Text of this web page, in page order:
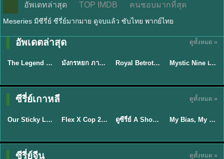
อัพเดทล่าสุด TOP IMDB คนชอบมากที่สุด
Meseries มีซีรี่ย์ ซีรี่ย์มากมาย ดูจบแล้ว ซับไทย พากย์ไทย
อัพเดตล่าสุด ดูทั้งหมด »
★8.5
พากย์ไทย
The Legend of ShenLi ปฐพีไร้พ่าย (2024) พากย์ไทย ซับไทย EP.1-39 ★8 มังกรหยก ภาคมารบูรพาและพิษประจิม Duel on Mount Hua พากย์ไทย ★9 Royal Betrothal (2026) สัญญาวิวาห์แห่งราชวงศ์ พากย์ไทย ซับไทย EP1-32 ★9
พากย์ไทย/ซับ
Mystic Nine เก้าสกุล (2026) พากย์ไทย ซับไทย EP.1-30
ซีรี่ย์เกาหลี ดูทั้งหมด »
★6
ซับไทย
Our Sticky Love รักติดหนึบ (2026) พากย์ไทย ซับไทย EP.1-12 ★8 Flex X Cop 2 คุณชายสายสืบ ซีซั่น 2 (2026) พากย์ไทย ซับไทย EP.1-14 ★8 EP.16ดูซีรี่ย์ A Shop for Killers 2 ร้านลับนักฆ่า ซีซัน 2 (2026) ซับไทย-พากย์ไทย
ซับไทย
My Bias, My Boss เมื่อเมนฉันเป็นประธานบริษัท (2026) พากย์ไทย ซับไทย EP.1-12
ซีรี่ย์จีน ดูทั้งหมด »
พากย์ไทย/ซับ